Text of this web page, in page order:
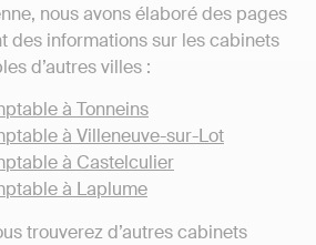
nous avons élaboré des pages
des informations sur les cabinets
d’autres villes :
à Tonneins
à Villeneuve-sur-Lot
à Castelculier
à Laplume
trouverez d’autres cabinets